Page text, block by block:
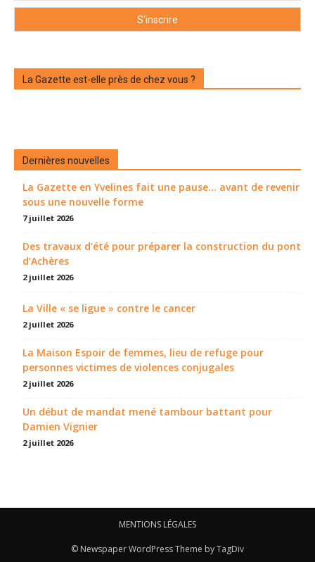
La Gazette est-elle près de chez vous ?
Dernières nouvelles
La Gazette en Yvelines fait une pause... avant de revenir
sous une nouvelle forme
7 juillet 2026
Des travaux d’été pour préparer la construction du pont
d’Achères
2 juillet 2026
La Ville « se ligue » contre le cancer
2 juillet 2026
La Maison Espoir de femmes, lieu de refuge pour
personnes victimes de violences conjugales
2 juillet 2026
Un début de mandat mené tambour battant pour
Damien Vignier
2 juillet 2026
MENTIONS LÉGALES
© Newspaper WordPress Theme by TagDiv